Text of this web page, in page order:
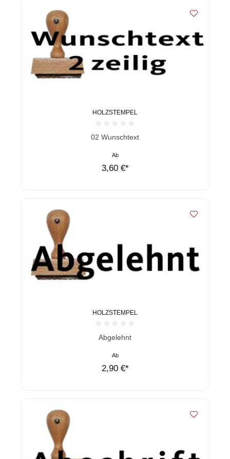
HOLZSTEMPEL
Durchschnittliche Bewertung von 0 von 5 Sternen
02 Wunschtext
Ab
3,60 €*
HOLZSTEMPEL
Durchschnittliche Bewertung von 0 von 5 Sternen
Abgelehnt
Ab
2,90 €*